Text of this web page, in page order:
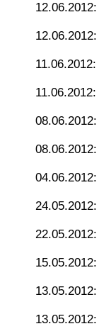
12.06.2012:
12.06.2012:
11.06.2012:
11.06.2012:
08.06.2012:
08.06.2012:
04.06.2012:
24.05.2012:
22.05.2012:
15.05.2012:
13.05.2012:
13.05.2012: